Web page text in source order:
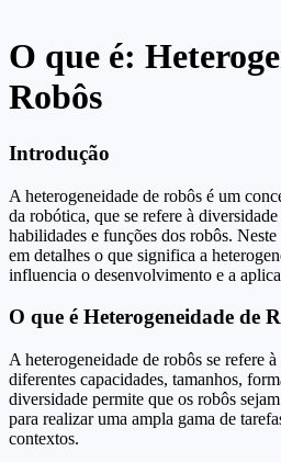
O que é:
Robôs
Introdução
A heterogeneidade de robôs é um
da robótica, que se refere à
habilidades e funções dos robôs.
em detalhes o que significa a
influencia o desenvolvimento e a
O que é Heterogeneidade de
A heterogeneidade de robôs se refere
diferentes capacidades, tamanhos,
diversidade permite que os robôs
para realizar uma ampla gama de
contextos.